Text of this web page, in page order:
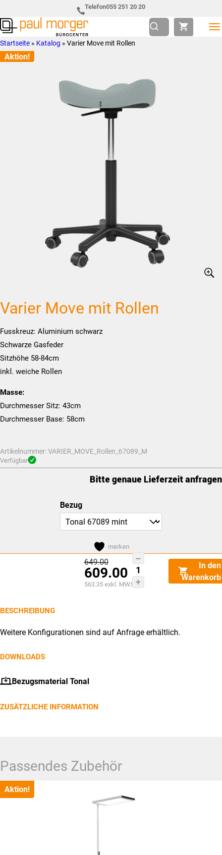
Hauptnavigation
springen
to
main
content
Telefon055 251 20 20
Paul
Morger
so
individuell
Startseite » Katalog » Varier Move mit Rollen
Aktion!
Varier Move mit Rollen
Fusskreuz: Aluminium schwarz
Schwarze Gasfeder
Sitzhöhe 58-84cm
inkl. weiche Rollen
Masse:
Durchmesser Sitz: 43cm
Durchmesser Base: 58cm
Artikelnummer:VARIER_MOVE_Rollen_67089_M
Verfügbar
Bitte genaue Lieferzeit anfragen
Bezug
merken
649.00Ursprünglicher
Preis
war:
CHF649.00
609.00
Aktueller
563.35exkl. MWST
Varier
Move
mit
In den
Warenkorb
Dieses
Produkt
weist
auf.
BESCHREIBUNG
Weitere Konfigurationen sind auf Anfrage erhältlich.
DOWNLOADS
Bezugsmaterial Tonal
ZUSÄTZLICHE INFORMATION
Passendes Zubehör
Aktion!